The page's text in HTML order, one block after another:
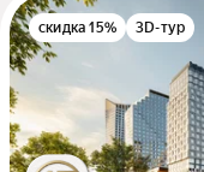
скидка 15% 3D-тур